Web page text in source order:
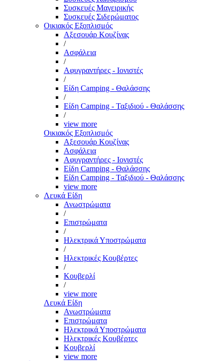
Συσκευές Μαγειρικής
Συσκευές Σιδερώματος
Οικιακός Εξοπλισμός
Αξεσουάρ Κουζίνας
/
Ασφάλεια
/
Αφυγραντήρες - Ιονιστές
/
Είδη Camping - Θαλάσσης
/
Είδη Camping - Ταξιδιού - Θαλάσσης
/
view more
Οικιακός Εξοπλισμός
Αξεσουάρ Κουζίνας
Ασφάλεια
Αφυγραντήρες - Ιονιστές
Είδη Camping - Θαλάσσης
Είδη Camping - Ταξιδιού - Θαλάσσης
view more
Λευκά Είδη
Ανωστρώματα
/
Επιστρώματα
/
Ηλεκτρικά Υποστρώματα
/
Ηλεκτρικές Κουβέρτες
/
Κουβερλί
/
view more
Λευκά Είδη
Ανωστρώματα
Επιστρώματα
Ηλεκτρικά Υποστρώματα
Ηλεκτρικές Κουβέρτες
Κουβερλί
view more